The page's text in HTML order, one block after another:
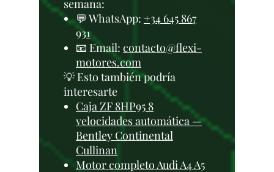
semana:
💬 WhatsApp: +34 645 867
931
📧 Email: contacto@flexi-
motores.com
💡 Esto también podría
interesarte
Caja ZF 8HP95 8
velocidades automática —
Bentley Continental
Cullinan
Motor completo Audi A4 A5